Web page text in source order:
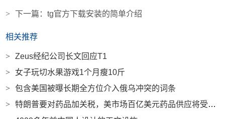
> 下一篇：tg官方下载安装的简单介绍
相关推荐
>
Zeus经纪公司长文回应T1
>
女子玩切水果游戏1个月瘦10斤
>
包含美国被曝长期全方位介入俄乌冲突的词条
>
特朗普要对药品加关税，美市场百亿美元药品供应将受冲击|界面新闻